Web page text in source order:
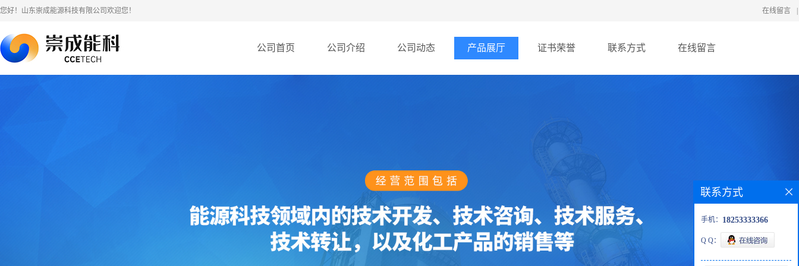
您好！山东崇成能源科技有限公司欢迎您！ 在线留言
公司首页 公司介绍 公司动态 产品展厅 证书荣誉 联系方式 在线留言
联系方式
手机： 18253333366
Q Q：